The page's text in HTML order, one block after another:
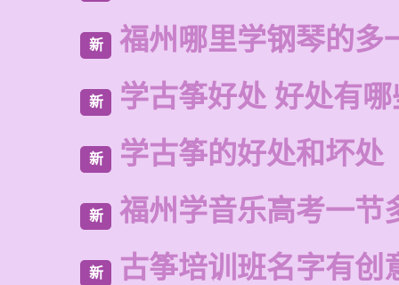
新 福州哪里学钢琴的多
新 学古筝好处 好处有哪
新 学古筝的好处和坏处
新 福州学音乐高考一节
新 古筝培训班名字有创